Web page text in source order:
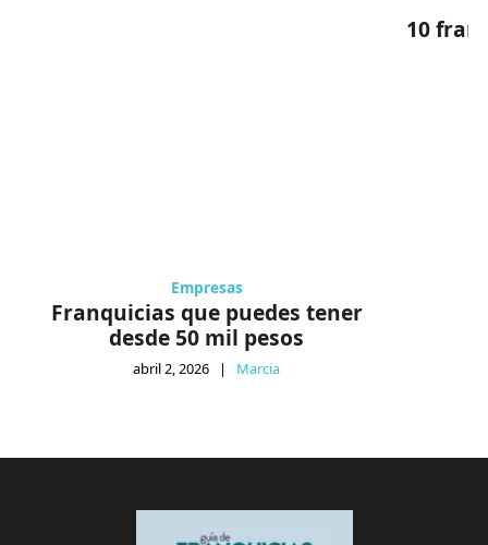
Empresas
Franquicias que puedes tener
desde 50 mil pesos
abril 2, 2026 | Marcia
10